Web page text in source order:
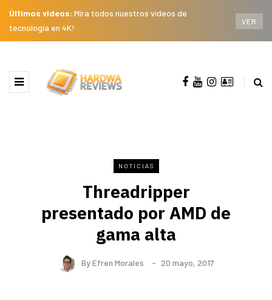
Últimos videos: Mira todos nuestros videos de
tecnología en 4K!
VER
NOTICIAS
Threadripper
presentado por AMD de
gama alta
ByEfren Morales 20 mayo, 2017